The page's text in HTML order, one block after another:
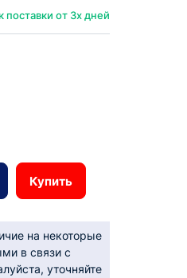
поставки от 3х дней
Купить
на некоторые
в связи с
уточняйте